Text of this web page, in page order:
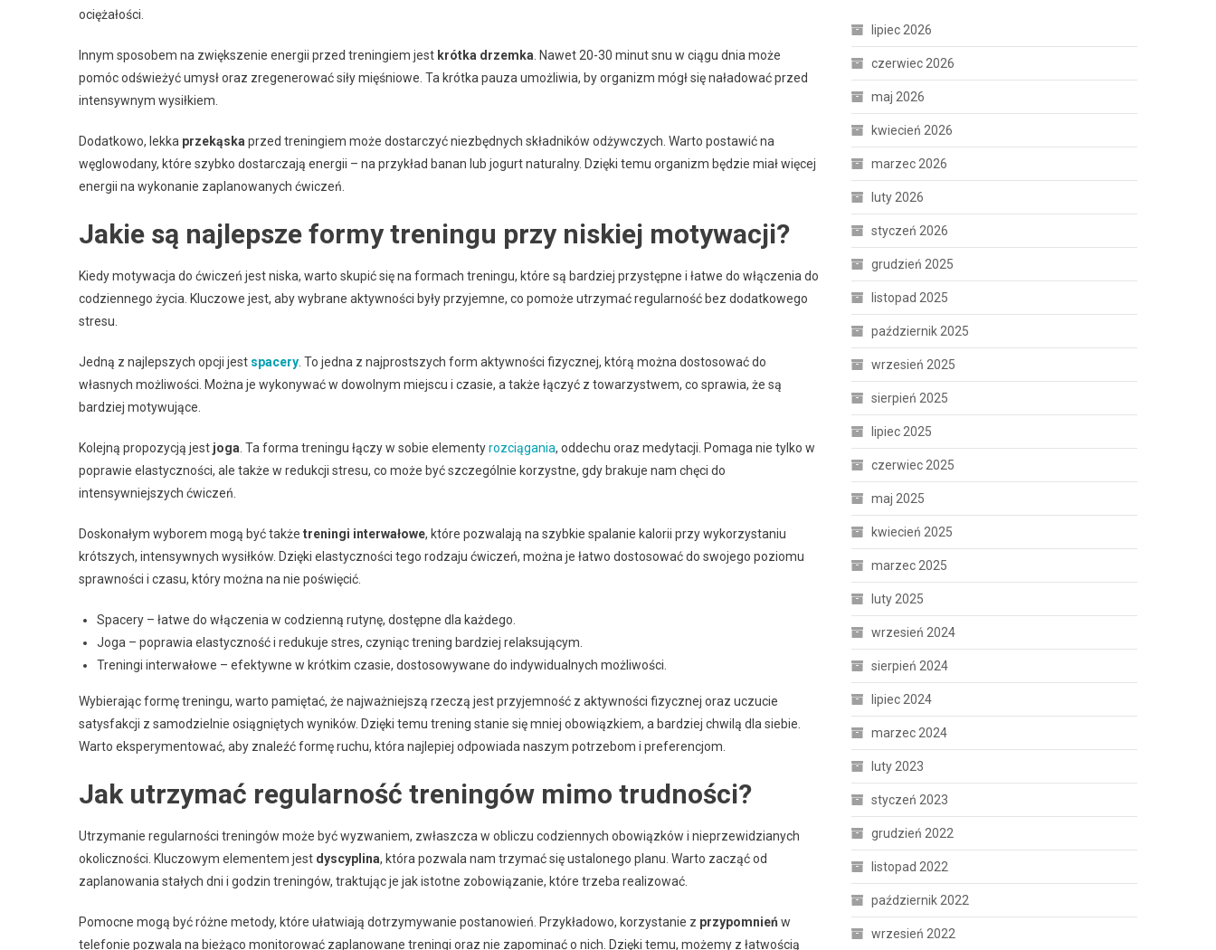
ociężałości.
Innym sposobem na zwiększenie energii przed treningiem jest krótka drzemka . Nawet 20-30 minut snu w ciągu dnia może
pomóc odświeżyć umysł oraz zregenerować siły mięśniowe. Ta krótka pauza umożliwia, by organizm mógł się naładować przed
intensywnym wysiłkiem.
Dodatkowo, lekka przekąska przed treningiem może dostarczyć niezbędnych składników odżywczych. Warto postawić na
węglowodany, które szybko dostarczają energii – na przykład banan lub jogurt naturalny. Dzięki temu organizm będzie miał więcej
energii na wykonanie zaplanowanych ćwiczeń.
Jakie są najlepsze formy treningu przy niskiej motywacji?
Kiedy motywacja do ćwiczeń jest niska, warto skupić się na formach treningu, które są bardziej przystępne i łatwe do włączenia do
codziennego życia. Kluczowe jest, aby wybrane aktywności były przyjemne, co pomoże utrzymać regularność bez dodatkowego
stresu.
Jedną z najlepszych opcji jest spacery . To jedna z najprostszych form aktywności fizycznej, którą można dostosować do
własnych możliwości. Można je wykonywać w dowolnym miejscu i czasie, a także łączyć z towarzystwem, co sprawia, że są
bardziej motywujące.
Kolejną propozycją jest joga . Ta forma treningu łączy w sobie elementyrozciągania, oddechu oraz medytacji. Pomaga nie tylko w
poprawie elastyczności, ale także w redukcji stresu, co może być szczególnie korzystne, gdy brakuje nam chęci do
intensywniejszych ćwiczeń.
Doskonałym wyborem mogą być także treningi interwałowe, które pozwalają na szybkie spalanie kalorii przy wykorzystaniu
krótszych, intensywnych wysiłków. Dzięki elastyczności tego rodzaju ćwiczeń, można je łatwo dostosować do swojego poziomu
sprawności i czasu, który można na nie poświęcić.
Spacery – łatwe do włączenia w codzienną rutynę, dostępne dla każdego.
Joga – poprawia elastyczność i redukuje stres, czyniąc trening bardziej relaksującym.
Treningi interwałowe – efektywne w krótkim czasie, dostosowywane do indywidualnych możliwości.
Wybierając formę treningu, warto pamiętać, że najważniejszą rzeczą jest przyjemność z aktywności fizycznej oraz uczucie
satysfakcji z samodzielnie osiągniętych wyników. Dzięki temu trening stanie się mniej obowiązkiem, a bardziej chwilą dla siebie.
Warto eksperymentować, aby znaleźć formę ruchu, która najlepiej odpowiada naszym potrzebom i preferencjom.
Jak utrzymać regularność treningów mimo trudności?
Utrzymanie regularności treningów może być wyzwaniem, zwłaszcza w obliczu codziennych obowiązków i nieprzewidzianych
okoliczności. Kluczowym elementem jest dyscyplina, która pozwala nam trzymać się ustalonego planu. Warto zacząć od
zaplanowania stałych dni i godzin treningów, traktując je jak istotne zobowiązanie, które trzeba realizować.
Pomocne mogą być różne metody, które ułatwiają dotrzymywanie postanowień. Przykładowo, korzystanie z przypomnień w
telefonie pozwala na bieżąco monitorować zaplanowane treningi oraz nie zapominać o nich. Dzięki temu, możemy z łatwością
lipiec 2026
czerwiec 2026
maj 2026
kwiecień 2026
marzec 2026
luty 2026
styczeń 2026
grudzień 2025
listopad 2025
październik 2025
wrzesień 2025
sierpień 2025
lipiec 2025
czerwiec 2025
maj 2025
kwiecień 2025
marzec 2025
luty 2025
wrzesień 2024
sierpień 2024
lipiec 2024
marzec 2024
luty 2023
styczeń 2023
grudzień 2022
listopad 2022
październik 2022
wrzesień 2022